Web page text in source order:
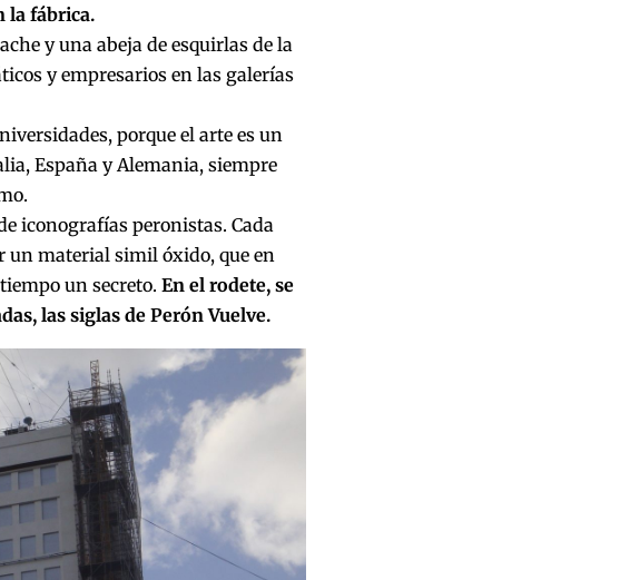
la fábrica.
y una abeja de esquirlas de la
y empresarios en las galerías
porque el arte es un
España y Alemania, siempre
iconografías peronistas. Cada
un material simil óxido, que en
un secreto. En el rodete, se
las siglas de Perón Vuelve.